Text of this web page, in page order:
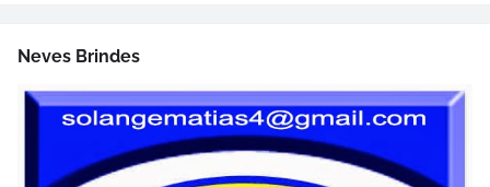
Neves Brindes